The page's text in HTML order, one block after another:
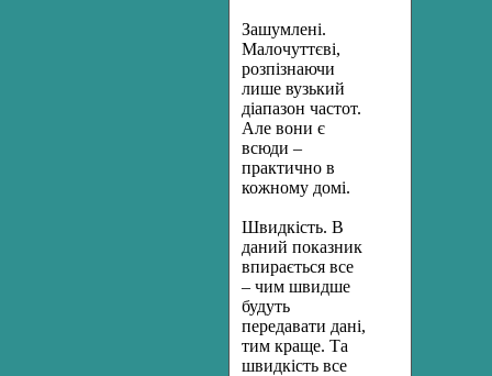
Зашумлені.
Малочуттєві,
розпізнаючи
лише вузький
діапазон частот.
Але вони є
всюди –
практично в
кожному домі.
Швидкість. В
даний показник
впирається все
– чим швидше
будуть
передавати дані,
тим краще. Та
швидкість все